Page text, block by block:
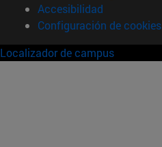
Accesibilidad
Configuración de cookies
Localizador de campus